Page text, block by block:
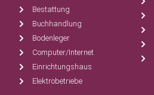
Bestattung
Buchhandlung
Bodenleger
Computer/Internet
Einrichtungshaus
Elektrobetriebe